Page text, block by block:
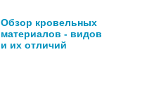
Обзор кровельных
материалов - видов
и их отличий